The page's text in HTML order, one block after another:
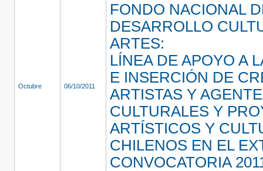
Octubre 06/10/2011
FONDO NACIONAL
DESARROLLO
ARTES:
LÍNEA DE APOYO A
E INSERCIÓN DE
ARTISTAS Y
CULTURALES Y
ARTÍSTICOS Y
CHILENOS EN EL
CONVOCATORIA